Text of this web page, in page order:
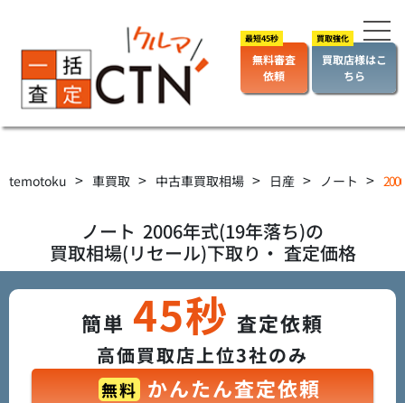
無料審査
依頼
買取店様はこ
ちら
temotoku > 車買取 > 中古車買取相場 > 日産 > ノート >
ノート 2006年式(19年落ち)の
買取相場(リセール)下取り・ 査定価格
簡単 45秒 査定依頼
高価買取店上位3社のみ
無料 かんたん査定依頼